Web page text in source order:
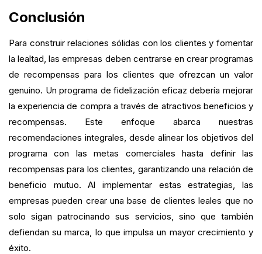
Conclusión
Para construir relaciones sólidas con los clientes y fomentar
la lealtad, las empresas deben centrarse en crear programas
de recompensas para los clientes que ofrezcan un valor
genuino. Un programa de fidelización eficaz debería mejorar
la experiencia de compra a través de atractivos beneficios y
recompensas. Este enfoque abarca nuestras
recomendaciones integrales, desde alinear los objetivos del
programa con las metas comerciales hasta definir las
recompensas para los clientes, garantizando una relación de
beneficio mutuo. Al implementar estas estrategias, las
empresas pueden crear una base de clientes leales que no
solo sigan patrocinando sus servicios, sino que también
defiendan su marca, lo que impulsa un mayor crecimiento y
éxito.